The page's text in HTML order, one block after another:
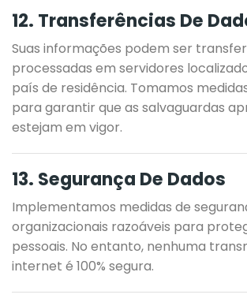
12. Transferências De
Suas informações podem ser
processadas em servidores
país de residência. Tomamos
para garantir que as salvaguardas
estejam em vigor.
13. Segurança De Dados
Implementamos medidas de
organizacionais razoáveis para
pessoais. No entanto, nenhuma
internet é 100% segura.